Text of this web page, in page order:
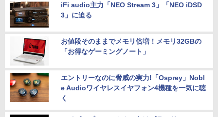
iFi audio主力「NEO Stream 3」「NEO iDSD
3」に迫る
お値段そのままでメモリ倍増！メモリ32GBの
「お得なゲーミングノート」
エントリーなのに脅威の実力!「Osprey」Nobl
e Audioワイヤレスイヤフォン4機種を一気に聴
く